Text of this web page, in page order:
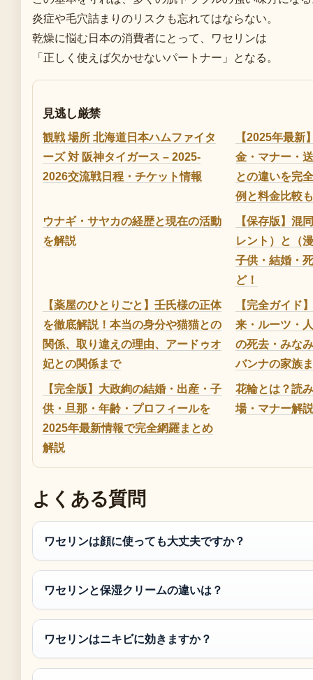
炎症や毛穴詰まりのリスクも忘れてはならない。
乾燥に悩む日本の消費者にとって、ワセリンは
「正しく使えば欠かせないパートナー」となる。
見逃し厳禁
観戦 場所 北海道日本ハムファイタ
ーズ 対 阪神タイガース – 2025-
2026交流戦日程・チケット情報
【2025年最新
金・マナー・
との違いを完
例と料金比較も
ウナギ・サヤカの経歴と現在の活動
を解説
【保存版】混
レント）と（
子供・結婚・
ど！
【薬屋のひとりごと】壬氏様の正体
を徹底解説！本当の身分や猫猫との
関係、取り違えの理由、アードゥオ
妃との関係まで
【完全ガイド
来・ルーツ・
の死去・みな
バンナの家族
【完全版】大政絢の結婚・出産・子
供・旦那・年齢・プロフィールを
2025年最新情報で完全網羅まとめ
解説
花輪とは？読
場・マナー解説
よくある質問
ワセリンは顔に使っても大丈夫ですか？
ワセリンと保湿クリームの違いは？
ワセリンはニキビに効きますか？